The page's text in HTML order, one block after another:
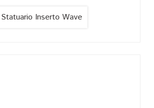
Statuario Inserto Wave